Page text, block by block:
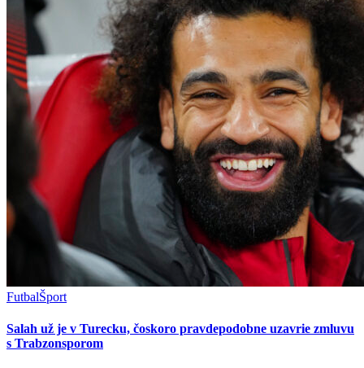
FutbalŠport
Salah už je v Turecku, čoskoro pravdepodobne uzavrie zmluvu
s Trabzonsporom